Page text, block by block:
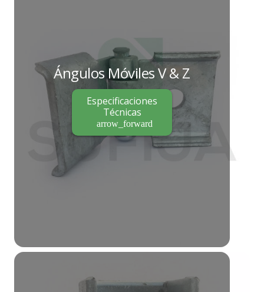
Ángulos Móviles V & Z
Especificaciones
Técnicas
arrow_forward